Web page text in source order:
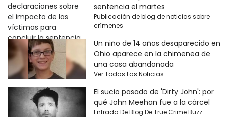
sentencia el martes
Publicación de blog de noticias sobre
crímenes
Un niño de 14 años desaparecido en
Ohio aparece en la chimenea de
una casa abandonada
Ver Todas Las Noticias
El sucio pasado de 'Dirty John': por
qué John Meehan fue a la cárcel
Entrada De Blog De True Crime Buzz